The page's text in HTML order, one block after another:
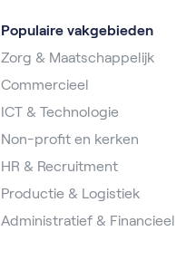
Populaire vakgebieden
Zorg & Maatschappelijk
Commercieel
ICT & Technologie
Non-profit en kerken
HR & Recruitment
Productie & Logistiek
Administratief & Financieel